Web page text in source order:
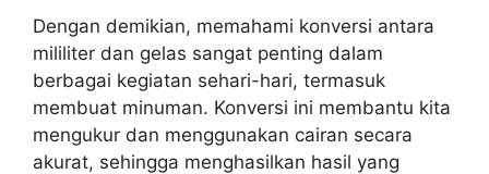
Dengan demikian, memahami konversi antara
mililiter dan gelas sangat penting dalam
berbagai kegiatan sehari-hari, termasuk
membuat minuman. Konversi ini membantu kita
mengukur dan menggunakan cairan secara
akurat, sehingga menghasilkan hasil yang